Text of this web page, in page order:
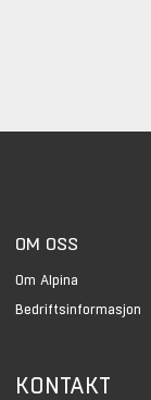
OM OSS
Om Alpina
Bedriftsinformasjon
KONTAKT